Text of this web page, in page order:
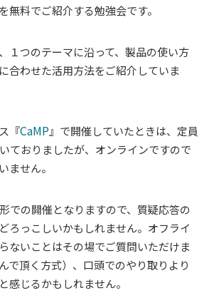
無料でご紹介する勉強会です。
１つのテーマに沿って、製品の使い方
合わせた活用方法をご紹介していま
『CaMP』で開催していたときは、定員
ておりましたが、オンラインですので
ません。
での開催となりますので、質疑応答の
ろっこしいかもしれません。オフライ
ないことはその場でご質問いただけま
で頂く方式）、口頭でのやり取りより
感じるかもしれません。